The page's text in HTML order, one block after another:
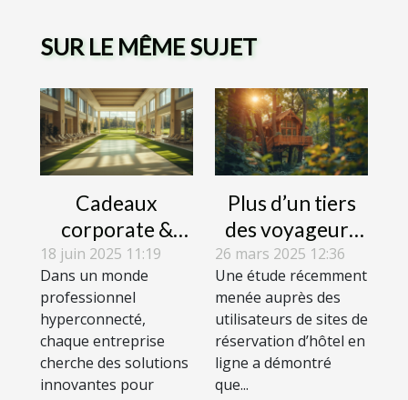
SUR LE MÊME SUJET
Cadeaux
corporate &
bien-être :
comment le spa
et le golf
renforcent la
cohésion
d'équipe ?
18 juin 2025 11:19
Dans un monde
professionnel
hyperconnecté,
chaque entreprise
cherche des solutions
innovantes pour
Plus d’un tiers
des voyageurs
aimeraient
essayer un
logement
atypique en
2019
26 mars 2025 12:36
Une étude récemment
menée auprès des
utilisateurs de sites de
réservation d’hôtel en
ligne a démontré
que...